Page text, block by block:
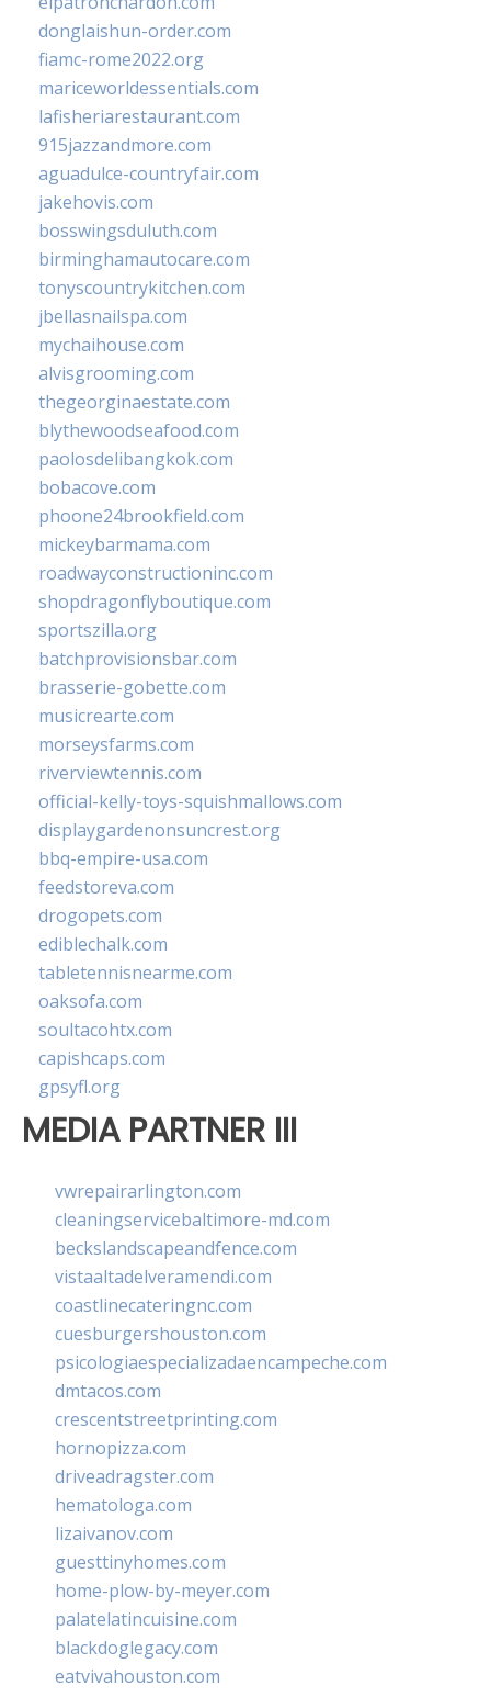
donglaishun-order.com
fiamc-rome2022.org
mariceworldessentials.com
lafisheriarestaurant.com
915jazzandmore.com
aguadulce-countryfair.com
jakehovis.com
bosswingsduluth.com
birminghamautocare.com
tonyscountrykitchen.com
jbellasnailspa.com
mychaihouse.com
alvisgrooming.com
thegeorginaestate.com
blythewoodseafood.com
paolosdelibangkok.com
bobacove.com
phoone24brookfield.com
mickeybarmama.com
roadwayconstructioninc.com
shopdragonflyboutique.com
sportszilla.org
batchprovisionsbar.com
brasserie-gobette.com
musicrearte.com
morseysfarms.com
riverviewtennis.com
official-kelly-toys-squishmallows.com
displaygardenonsuncrest.org
bbq-empire-usa.com
feedstoreva.com
drogopets.com
ediblechalk.com
tabletennisnearme.com
oaksofa.com
soultacohtx.com
capishcaps.com
gpsyfl.org
MEDIA PARTNER III
vwrepairarlington.com
cleaningservicebaltimore-md.com
beckslandscapeandfence.com
vistaaltadelveramendi.com
coastlinecateringnc.com
cuesburgershouston.com
psicologiaespecializadaencampeche.com
dmtacos.com
crescentstreetprinting.com
hornopizza.com
driveadragster.com
hematologa.com
lizaivanov.com
guesttinyhomes.com
home-plow-by-meyer.com
palatelatincuisine.com
blackdoglegacy.com
eatvivahouston.com